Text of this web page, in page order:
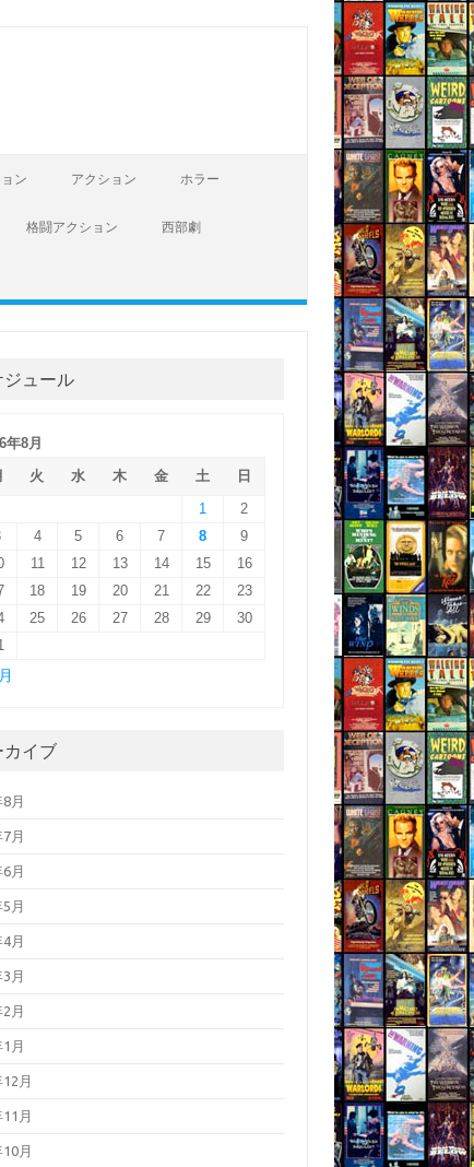
ン アクション ホラー
格闘アクション 西部劇
ジュール
年8月
火 水 木 金 土
日
1
2
4 5 6 7 8
9
11 12 13 14 15
16
18 19 20 21 22
23
25 26 27 28 29
30
カイブ
月
月
月
月
月
月
月
月
月
月
月